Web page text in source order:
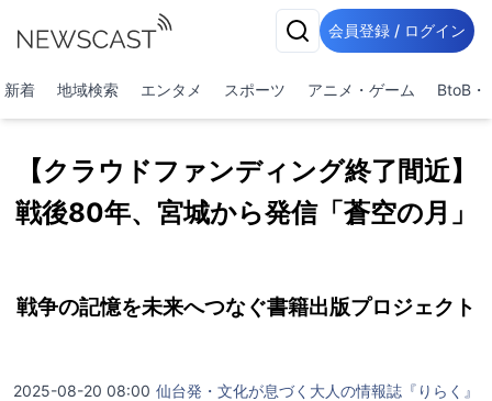
会員登録 / ログイン
新着 地域検索 エンタメ スポーツ アニメ・ゲーム BtoB・
【クラウドファンディング終了間近】
戦後80年、宮城から発信「蒼空の月」
戦争の記憶を未来へつなぐ書籍出版プロジェクト
2025-08-20 08:00 仙台発・文化が息づく大人の情報誌『りらく』